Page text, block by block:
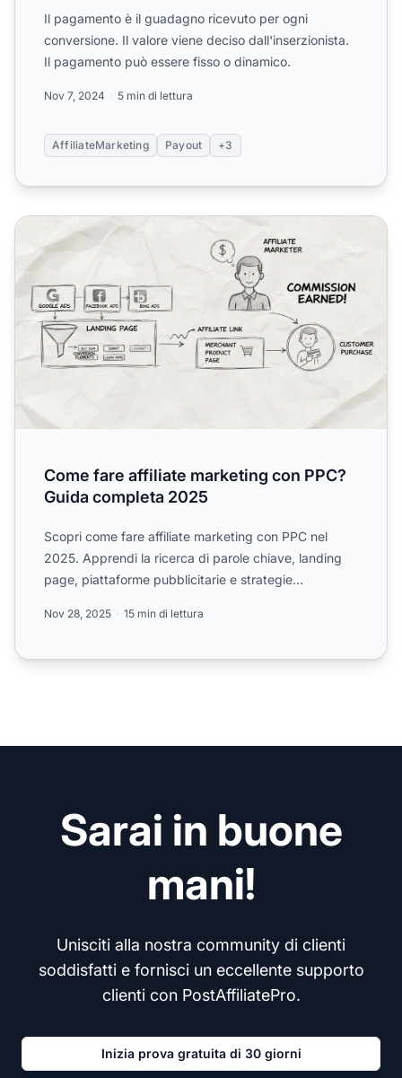
Il pagamento è il guadagno ricevuto per ogni
conversione. Il valore viene deciso dall'inserzionista.
Il pagamento può essere fisso o dinamico.
Nov 7, 2024 5 min di lettura
AffiliateMarketing Payout +3
Come fare affiliate marketing con PPC? Guida completa
Come fare affiliate marketing con PPC?
Guida completa 2025
Scopri come fare affiliate marketing con PPC nel
2025. Apprendi la ricerca di parole chiave, landing
page, piattaforme pubblicitarie e strategie
Nov 28, 2025 15 min di lettura
Sarai in buone
mani!
Unisciti alla nostra community di clienti
soddisfatti e fornisci un eccellente supporto
clienti con PostAffiliatePro.
Inizia prova gratuita di 30 giorni